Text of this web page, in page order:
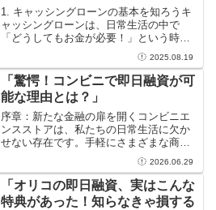
1. キャッシングローンの基本を知ろうキ
ャッシングローンは、日常生活の中で
「どうしてもお金が必要！」という時に
役立つ心強いサポートです。急な出費や
予測不可能なトラブルが発生した際に
は、キャッシングローンの力を借りるこ
とで、困難な局面を乗り越...
2025.08.19
「驚愕！コンビニで即日融資が可
能な理由とは？」
序章：新たな金融の扉を開くコンビニエ
ンスストアは、私たちの日常生活に欠か
せない存在です。手軽にさまざまな商品
を手に入れることができ、最近では即日
融資のサービスも登場しています。この
新しい挑戦は、多くの人々にとって驚き
かもしれませんが、実際に...
2026.06.29
「オリコの即日融資、実はこんな
特典があった！知らなきゃ損する